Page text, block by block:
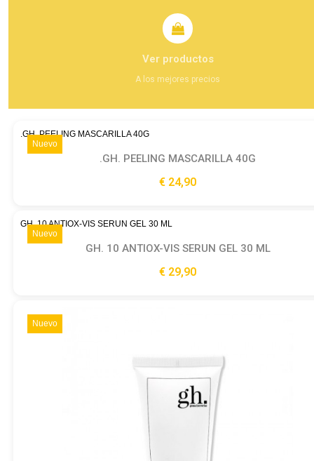
Ver producto
Nuevo
GH. PEELING MASCARILLA 40G.
24,90 €
Ver producto
Nuevo
GH. 10 ANTIOX-VIS SERUN GEL 30 ML
29,90 €
Nuevo
Ver productos
A los mejores precios